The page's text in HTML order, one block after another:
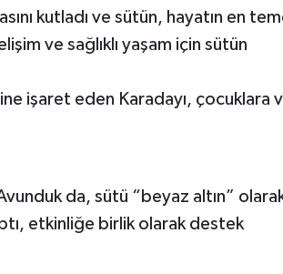
kutladı ve sütün, hayatın en
ve sağlıklı yaşam için sütün
işaret eden Karadayı, çocuklara
da, sütü “beyaz altın”
etkinliğe birlik olarak destek